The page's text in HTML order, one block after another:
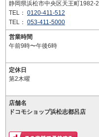
静岡県浜松市中央区天王町1982-2
TEL： 0120-411-512
TEL： 053-411-5000
営業時間
午前9時〜午後6時
定休日
第2木曜
店舗名
ドコモショップ浜松志都呂店